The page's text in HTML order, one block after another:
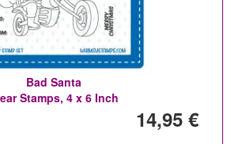
Bad Santa
Stamps, 4 x 6 Inch
14,95 €